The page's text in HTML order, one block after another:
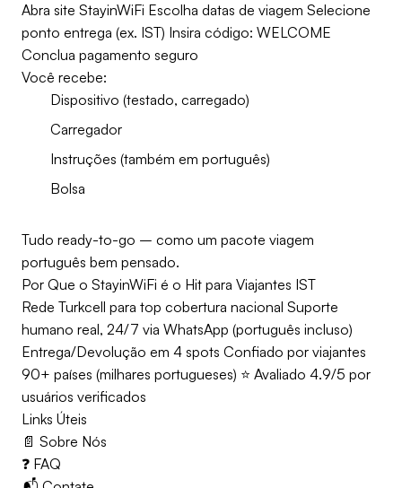
Abra site StayinWiFi Escolha datas de viagem Selecione
ponto entrega (ex. IST) Insira código: WELCOME
Conclua pagamento seguro
Você recebe:
Dispositivo (testado, carregado)
Carregador
Instruções (também em português)
Bolsa
Tudo ready-to-go – como um pacote viagem
português bem pensado.
Por Que o StayinWiFi é o Hit para Viajantes IST
Rede Turkcell para top cobertura nacional Suporte
humano real, 24/7 via WhatsApp (português incluso)
Entrega/Devolução em 4 spots Confiado por viajantes
90+ países (milhares portugueses) ⭐ Avaliado 4.9/5 por
usuários verificados
Links Úteis
📄 Sobre Nós
❓ FAQ